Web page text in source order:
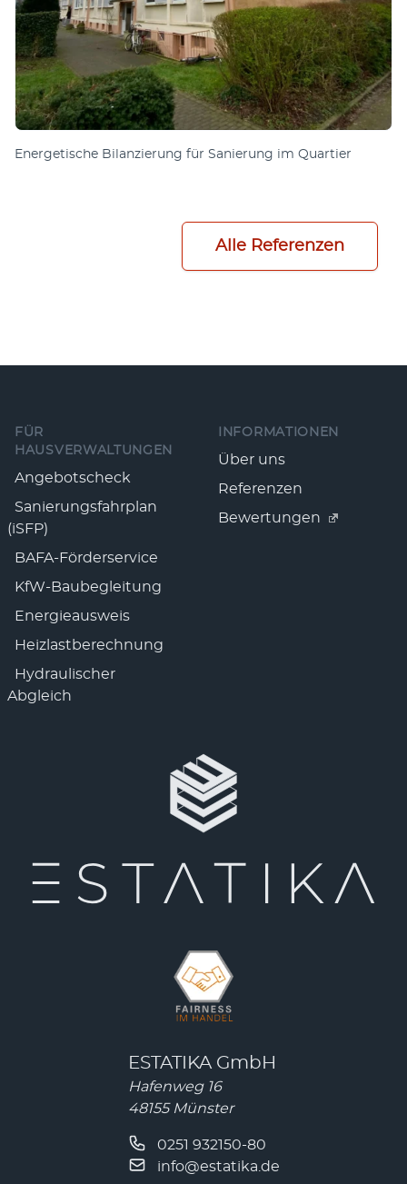
Energetische Bilanzierung für Sanierung im Quartier
Alle Referenzen
FÜR
HAUSVERWALTUNGEN
Angebotscheck
Sanierungsfahrplan
(iSFP)
BAFA-Förderservice
KfW-Baubegleitung
Energieausweis
Heizlastberechnung
Hydraulischer
Abgleich
INFORMATIONEN
Über uns
Referenzen
Bewertungen
ESTATIKA GmbH
Hafenweg 16
48155 Münster
0251 932150-80
info@estatika.de